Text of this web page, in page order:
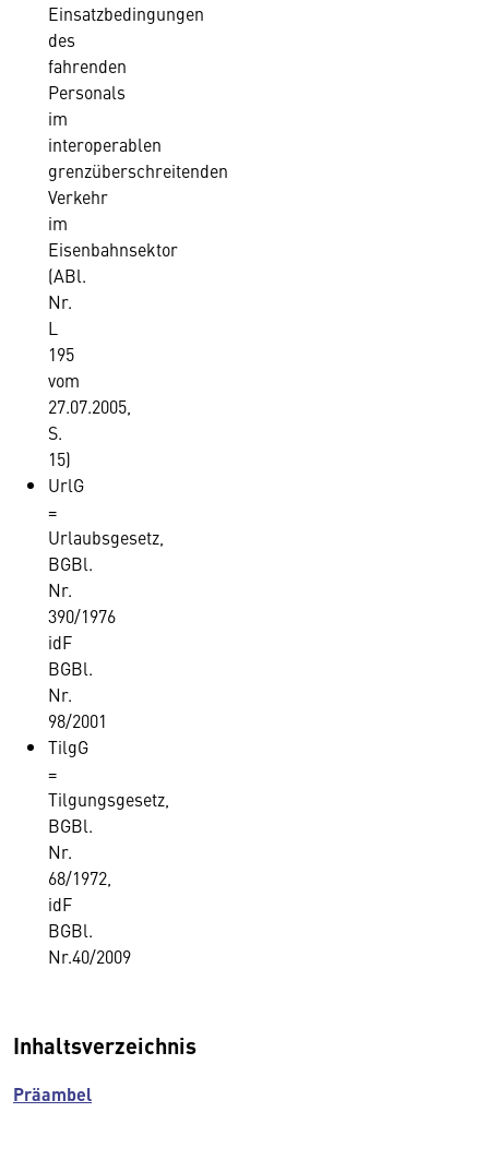
Einsatzbedingungen
des
fahrenden
Personals
im
interoperablen
grenzüberschreitenden
Verkehr
im
Eisenbahnsektor
(ABl.
Nr.
L
195
vom
27.07.2005,
S.
15)
UrlG
=
Urlaubsgesetz,
BGBl.
Nr.
390/1976
idF
BGBl.
Nr.
98/2001
TilgG
=
Tilgungsgesetz,
BGBl.
Nr.
68/1972,
idF
BGBl.
Nr.40/2009
Inhaltsverzeichnis
Präambel